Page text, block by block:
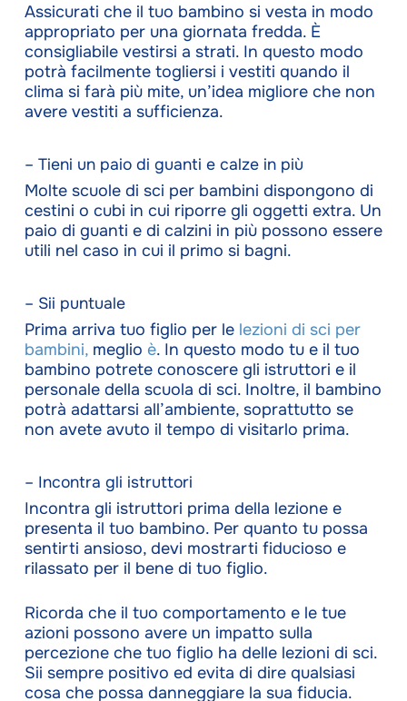
Assicurati che il tuo bambino si vesta in modo
appropriato per una giornata fredda. È
consigliabile vestirsi a strati. In questo modo
potrà facilmente togliersi i vestiti quando il
clima si farà più mite, un’idea migliore che non
avere vestiti a sufficienza.
– Tieni un paio di guanti e calze in più
Molte scuole di sci per bambini dispongono di
cestini o cubi in cui riporre gli oggetti extra. Un
paio di guanti e di calzini in più possono essere
utili nel caso in cui il primo si bagni.
– Sii puntuale
Prima arriva tuo figlio per le lezioni di sci per
bambini,meglio è. In questo modo tu e il tuo
bambino potrete conoscere gli istruttori e il
personale della scuola di sci. Inoltre, il bambino
potrà adattarsi all’ambiente, soprattutto se
non avete avuto il tempo di visitarlo prima.
– Incontra gli istruttori
Incontra gli istruttori prima della lezione e
presenta il tuo bambino. Per quanto tu possa
sentirti ansioso, devi mostrarti fiducioso e
rilassato per il bene di tuo figlio.
Ricorda che il tuo comportamento e le tue
azioni possono avere un impatto sulla
percezione che tuo figlio ha delle lezioni di sci.
Sii sempre positivo ed evita di dire qualsiasi
cosa che possa danneggiare la sua fiducia.